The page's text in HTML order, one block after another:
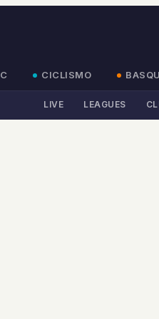
CICLISMO
LIVE LEAGUES